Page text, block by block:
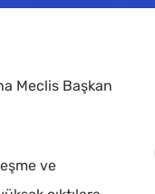
Meclis Başkan
ve